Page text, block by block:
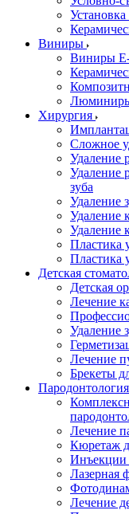
Виниры
Виниры
Люминиры
Хирургия
Сложное
Удаление
Удаление
зуба
Удаление
Удаление
Удаление
Пластика
Пластика
Детская
Детская
Лечение
Удаление
Лечение
Брекеты
Пародонтология
Лечение
Кюретаж
Инъекции
Лазерная
Лечение